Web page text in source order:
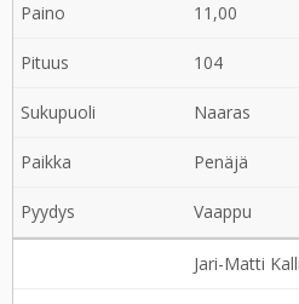
11,00
104
Naaras
Penäjä
Vaappu
Jari-Matti